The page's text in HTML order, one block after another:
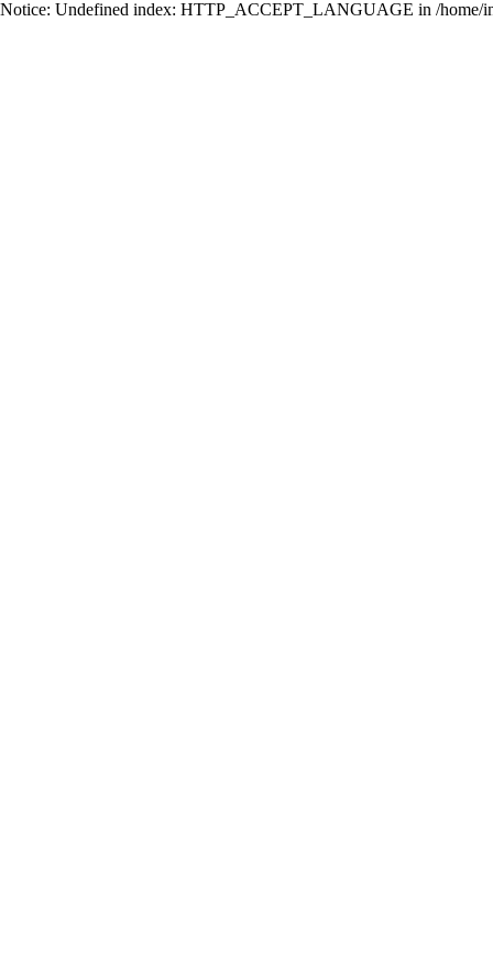
Notice: Undefined index: HTTP_ACCEPT_LANGUAGE in /home/